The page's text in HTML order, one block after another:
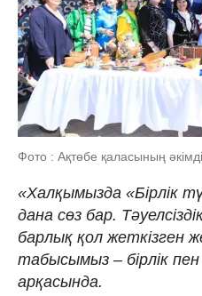
Фото : Ақтөбе қаласының
«Халқымызда «Бірлік
дана сөз бар.
барлық қол жеткізген
табысымыз – бірлік
арқасында.